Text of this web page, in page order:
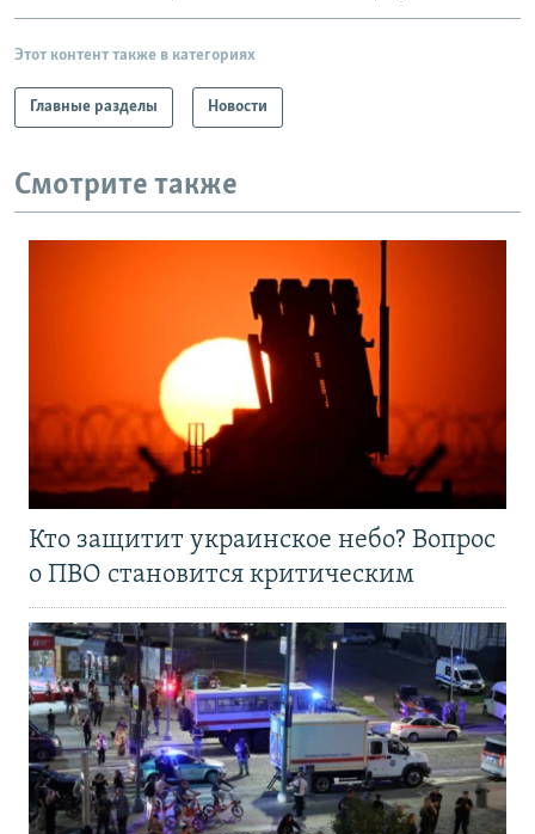
Все сайты РСЕ/РС
Этот контент также в категориях
Главные разделы Новости
Смотрите также
Кто защитит украинское небо? Вопрос
о ПВО становится критическим